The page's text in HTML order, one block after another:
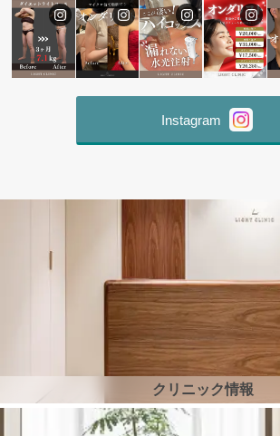
Instagram
クリニック情報